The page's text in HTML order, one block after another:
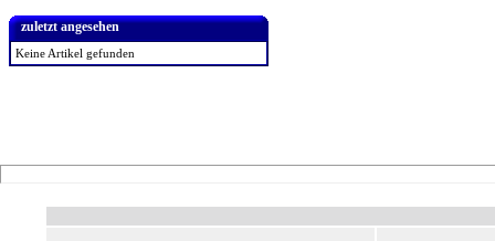
zuletzt angesehen
Keine Artikel gefunden